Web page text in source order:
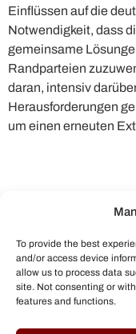
To provide the best
and/or access device
allow us to process data
site. Not consenting or
features and functions.
Einflüssen auf die
Notwendigkeit, dass
gemeinsame
Randparteien
daran, intensiv
Herausforderungen
um einen erneuten
© All rights